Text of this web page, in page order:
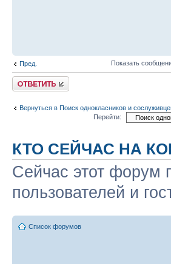
Пред. Показать
Ответить
Вернуться в Поиск однокласников и
Перейти:
КТО СЕЙЧАС НА
Сейчас этот форум
пользователей и
Список форумов